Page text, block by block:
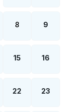
8 9
15 16
22 23